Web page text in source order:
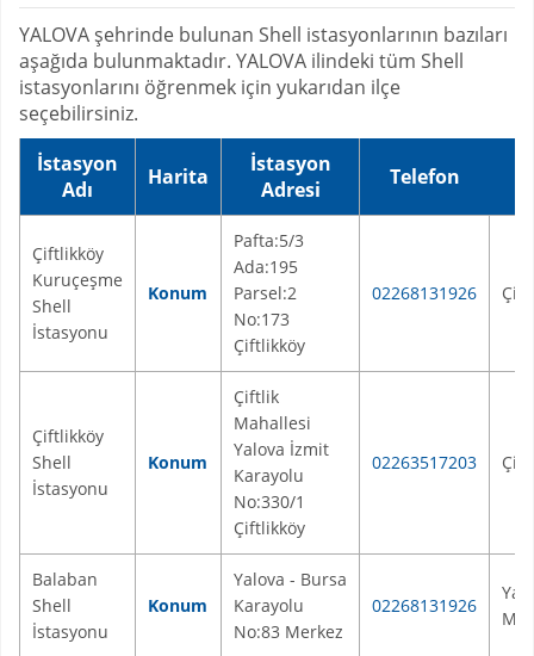
YALOVA şehrinde bulunan Shell istasyonlarının bazıları
aşağıda bulunmaktadır. YALOVA ilindeki tüm Shell
istasyonlarını öğrenmek için yukarıdan ilçe
seçebilirsiniz.
İstasyon
Adı
Harita
İstasyon
Adresi
Telefon
Çiftlikköy
Kuruçeşme
Shell
İstasyonu
Konum
Pafta:5/3
Ada:195
Parsel:2
No:173
Çiftlikköy
02268131926
Çiftlikköy
Shell
İstasyonu
Konum
Çiftlik
Mahallesi
Yalova İzmit
Karayolu
No:330/1
Çiftlikköy
02263517203
Balaban
Shell
İstasyonu
Konum
Yalova - Bursa
Karayolu
No:83 Merkez
02268131926